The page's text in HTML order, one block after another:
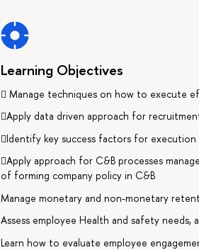
Learning Objectives
 Manage techniques on how to execute
Apply data driven approach for
Identify key success factors for
Apply approach for C&B processes
of forming company policy in C&B
Manage monetary and non-monetary
Assess employee Health and safety needs,
Learn how to evaluate employee